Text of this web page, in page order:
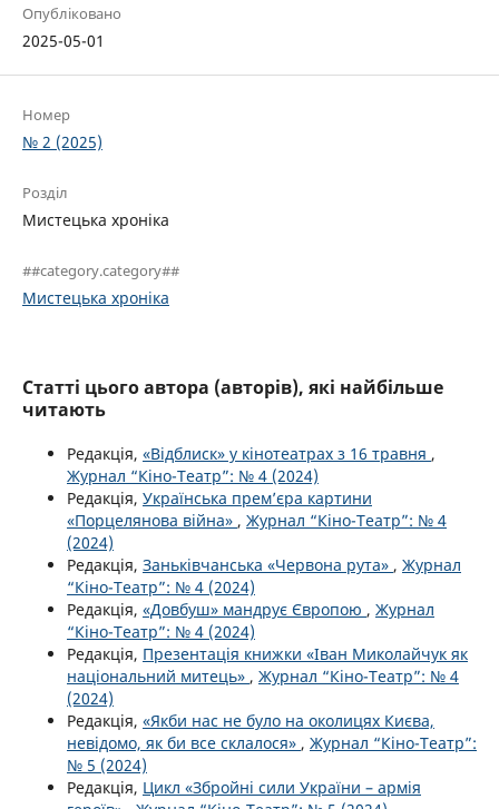
Опубліковано
2025-05-01
Номер
№ 2 (2025)
Розділ
Мистецька хроніка
##category.category##
Мистецька хроніка
Статті цього автора (авторів), які найбільше
читають
Редакція, «Відблиск» у кінотеатрах з 16 травня ,
Журнал “Кіно-Театр”: № 4 (2024)
Редакція, Українська прем’єра картини
«Порцелянова війна» , Журнал “Кіно-Театр”: № 4
(2024)
Редакція, Заньківчанська «Червона рута» , Журнал
“Кіно-Театр”: № 4 (2024)
Редакція, «Довбуш» мандрує Європою , Журнал
“Кіно-Театр”: № 4 (2024)
Редакція, Презентація книжки «Іван Миколайчук як
національний митець» , Журнал “Кіно-Театр”: № 4
(2024)
Редакція, «Якби нас не було на околицях Києва,
невідомо, як би все склалося» , Журнал “Кіно-Театр”:
№ 5 (2024)
Редакція, Цикл «Збройні сили України – армія